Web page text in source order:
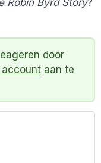
door
aan te